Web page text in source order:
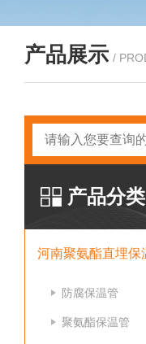
产品展示 /
产品分类
河南聚氨酯直埋保
防腐保温管
聚氨酯保温管